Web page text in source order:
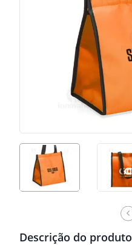
Descrição do produto